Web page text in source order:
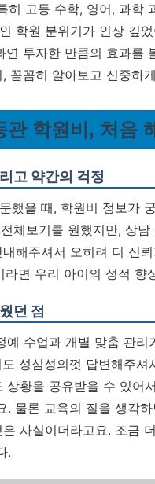
히 고등 수학, 영어, 과학
학원 분위기가 인상 깊
연 투자한 만큼의 효과를
꼼꼼히 알아보고 신중하
관 학원비, 처음
고 약간의 걱정
했을 때, 학원비 정보가
체보기를 원했지만, 상
해주셔서 오히려 더 신
라면 우리 아이의 성적 향
던 점
예 수업과 개별 맞춤 관
성심성의껏 답변해주
상황을 공유받을 수 있어
. 물론 교육의 질을 생각
사실이더라고요. 조금
.